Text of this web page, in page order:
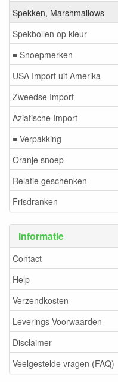
Spekken, Marshmallows
Spekbollen op kleur
≡ Snoepmerken
USA Import uit Amerika
Zweedse Import
Aziatische Import
≡ Verpakking
Oranje snoep
Relatie geschenken
Frisdranken
Informatie
Contact
Help
Verzendkosten
Leverings Voorwaarden
Disclaimer
Veelgestelde vragen (FAQ)